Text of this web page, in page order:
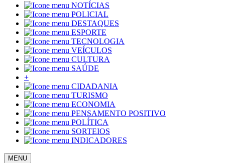
NOTÍCIAS
POLICIAL
DESTAQUES
ESPORTE
TECNOLOGIA
VEÍCULOS
CULTURA
SAÚDE
+
CIDADANIA
TURISMO
ECONOMIA
PENSAMENTO POSITIVO
POLÍTICA
SORTEIOS
INDICADORES
MENU